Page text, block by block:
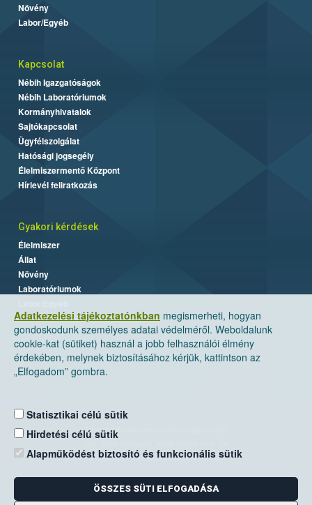
Adatkezelési tájékoztatónkban megismerheti, hogyan
gondoskodunk személyes adatai védelméről. Weboldalunk
cookie-kat (sütiket) használ a jobb felhasználói élmény
érdekében, melynek biztosításához kérjük, kattintson az
„Elfogadom” gombra.
Statisztikai célú sütik
Hirdetési célú sütik
Alapműködést biztosító és funkcionális sütik
ÖSSZES SÜTI ELFOGADÁSA
Növény
Labor/Egyéb
Kapcsolat
Nébih Igazgatóságok
Nébih Laboratóriumok
Kormányhivatalok
Sajtókapcsolat
Ügyfélszolgálat
Hatósági jogsegély
Élelmiszermentő Központ
Hírlevél feliratkozás
Gyakori kérdések
Élelmiszer
Állat
Növény
Laboratóriumok
Nemzeti Élelmiszerlánc-biztonsági Hivatal
Levelezési cím: 1525 Budapest. Pf. 30.
E-mail:ugyfelszolgalat@nebih.gov.hu